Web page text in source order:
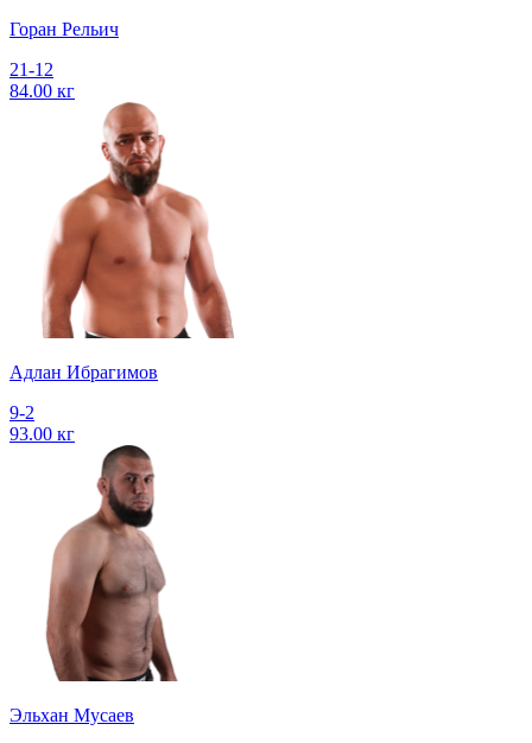
Горан Рельич
21-12
84.00 кг
Адлан Ибрагимов
9-2
93.00 кг
Эльхан Мусаев